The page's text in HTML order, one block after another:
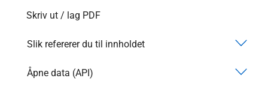
Skriv ut / lag PDF
Slik refererer du til innholdet
Åpne data (API)